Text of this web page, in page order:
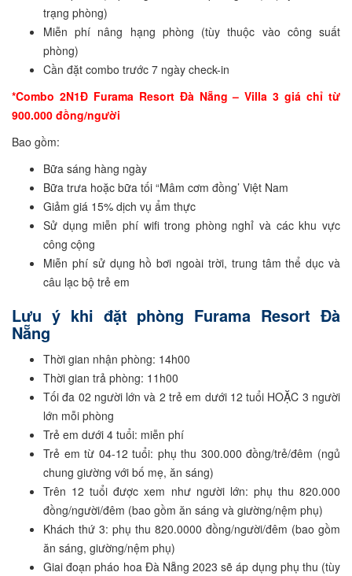
trạng phòng)
Miễn phí nâng hạng phòng (tùy thuộc vào công suất
phòng)
Cần đặt combo trước 7 ngày check-in
*Combo 2N1Đ Furama Resort Đà Nẵng – Villa 3 giá chỉ từ
900.000 đồng/người
Bao gồm:
Bữa sáng hàng ngày
Bữa trưa hoặc bữa tối “Mâm cơm đồng’ Việt Nam
Giảm giá 15% dịch vụ ẩm thực
Sử dụng miễn phí wifi trong phòng nghỉ và các khu vực
công cộng
Miễn phí sử dụng hồ bơi ngoài trời, trung tâm thể dục và
câu lạc bộ trẻ em
Lưu ý khi đặt phòng Furama Resort Đà
Nẵng
Thời gian nhận phòng: 14h00
Thời gian trả phòng: 11h00
Tối đa 02 người lớn và 2 trẻ em dưới 12 tuổi HOẶC 3 người
lớn mỗi phòng
Trẻ em dưới 4 tuổi: miễn phí
Trẻ em từ 04-12 tuổi: phụ thu 300.000 đồng/trẻ/đêm (ngủ
chung giường với bố mẹ, ăn sáng)
Trên 12 tuổi được xem như người lớn: phụ thu 820.000
đồng/người/đêm (bao gồm ăn sáng và giường/nệm phụ)
Khách thứ 3: phụ thu 820.0000 đồng/người/đêm (bao gồm
ăn sáng, giường/nệm phụ)
Giai đoạn pháo hoa Đà Nẵng 2023 sẽ áp dụng phụ thu (tùy